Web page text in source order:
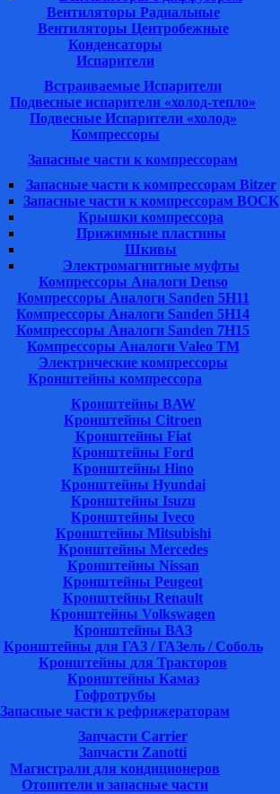
Вентиляторы Радиальные
Вентиляторы Центробежные
Конденсаторы
Испарители
Встраиваемые Испарители
Подвесные испарители «холод-тепло»
Подвесные Испарители «холод»
Компрессоры
Запасные части к компрессорам
Запасные части к компрессорам Bitzer
Запасные части к компрессорам BOCK
Крышки компрессора
Прижимные пластины
Шкивы
Электромагнитные муфты
Компрессоры Аналоги Denso
Компрессоры Аналоги Sanden 5H11
Компрессоры Аналоги Sanden 5H14
Компрессоры Аналоги Sanden 7H15
Компрессоры Аналоги Valeo ТМ
Электрические компрессоры
Кронштейны компрессора
Кронштейны BAW
Кронштейны Citroen
Кронштейны Fiat
Кронштейны Ford
Кронштейны Hino
Кронштейны Hyundai
Кронштейны Isuzu
Кронштейны Iveco
Кронштейны Mitsubishi
Кронштейны Mеrcedes
Кронштейны Nissan
Кронштейны Peugeot
Кронштейны Renault
Кронштейны Volkswagen
Кронштейны ВАЗ
Кронштейны для ГАЗ / ГАЗель / Соболь
Кронштейны для Тракторов
Кронштейны Камаз
Гофротрубы
Запасные части к рефрижераторам
Запчасти Carrier
Запчасти Zanotti
Магистрали для кондиционеров
Отопители и запасные части